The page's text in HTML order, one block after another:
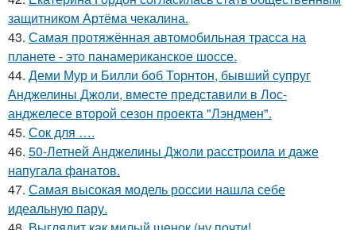
защитником Артёма чекалина.
43. Самая протяжённая автомобильная трасса на
планете - это панамериканское шоссе.
44. Деми Мур и Билли боб Торнтон, бывший супруг
Анджелины Джоли, вместе представили в Лос-
анджелесе второй сезон проекта "Лэндмен".
45. Сок для ….
46. 50-Летней Анджелины Джоли расстроила и даже
напугала фанатов.
47. Самая высокая модель россии нашла себе
идеальную пару.